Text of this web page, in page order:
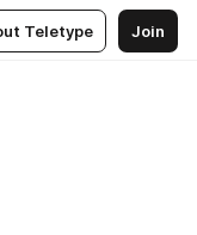
Teletype Join